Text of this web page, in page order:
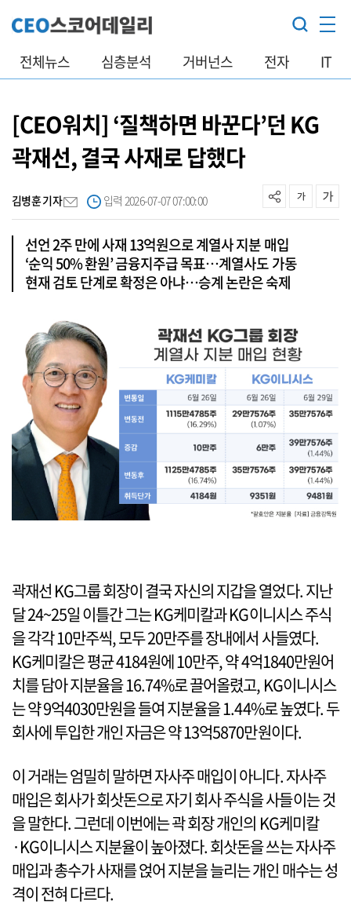
전체뉴스 심층분석 거버넌스 전자 IT
[CEO워치] ‘질책하면 바꾼다’던 KG
곽재선, 결국 사재로 답했다
김병훈 기자 입력 2026-07-07 07:00:00
선언 2주 만에 사재 13억원으로 계열사 지분 매입
‘순익 50% 환원’ 금융지주급 목표…계열사도 가동
현재 검토 단계로 확정은 아냐…승계 논란은 숙제
곽재선 KG그룹 회장이 결국 자신의 지갑을 열었다. 지난
달 24~25일 이틀간 그는 KG케미칼과 KG이니시스 주식
을 각각 10만주씩, 모두 20만주를 장내에서 사들였다.
KG케미칼은 평균 4184원에 10만주, 약 4억1840만원어
치를 담아 지분율을 16.74%로 끌어올렸고, KG이니시스
는 약 9억4030만원을 들여 지분율을 1.44%로 높였다. 두
회사에 투입한 개인 자금은 약 13억5870만원이다.
이 거래는 엄밀히 말하면 자사주 매입이 아니다. 자사주
매입은 회사가 회삿돈으로 자기 회사 주식을 사들이는 것
을 말한다. 그런데 이번에는 곽 회장 개인의 KG케미칼
·KG이니시스 지분율이 높아졌다. 회삿돈을 쓰는 자사주
매입과 총수가 사재를 얹어 지분을 늘리는 개인 매수는 성
격이 전혀 다르다.